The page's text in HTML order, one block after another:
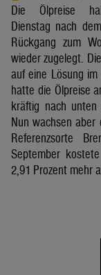
Die Ölpreise
Dienstag nach
Rückgang zum
wieder zugelegt.
auf eine Lösung im
hatte die Ölpreise
kräftig nach unten
Nun wachsen
Referenzsorte
September
2,91 Prozent mehr